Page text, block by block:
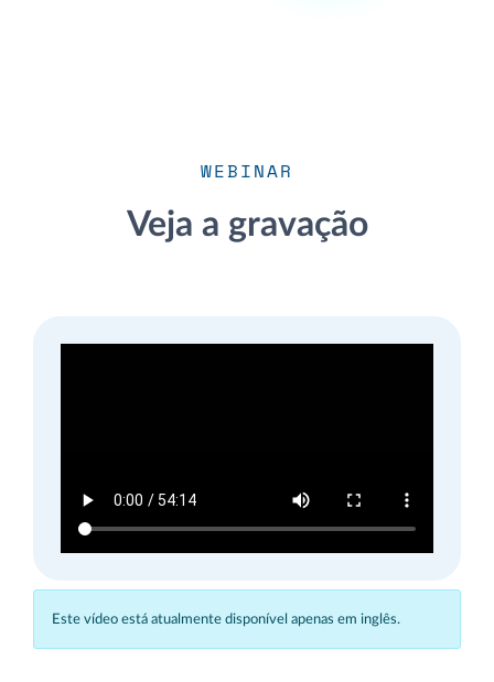
WEBINAR
Veja a gravação
Este vídeo está atualmente disponível apenas em inglês.